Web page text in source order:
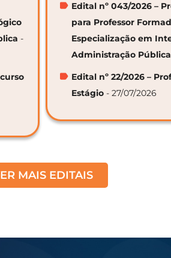
-
Edital nº 043/2026 –
para Professor
Especialização em
Administração Pública
Edital nº 22/2026 –
Estágio - 27/07/2026
MAIS EDITAIS